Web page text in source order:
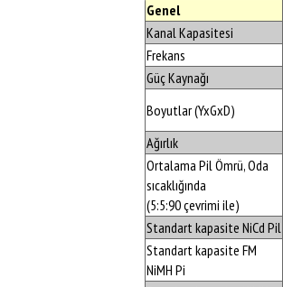
Genel
Kanal Kapasitesi
Frekans
Güç Kaynağı
Boyutlar (YxGxD)
Ağırlık
Ortalama Pil Ömrü, Oda
sıcaklığında
(5:5:90 çevrimi ile)
Standart kapasite NiCd Pil
Standart kapasite FM
NiMH Pi